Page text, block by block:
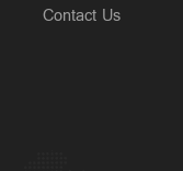
Contact Us